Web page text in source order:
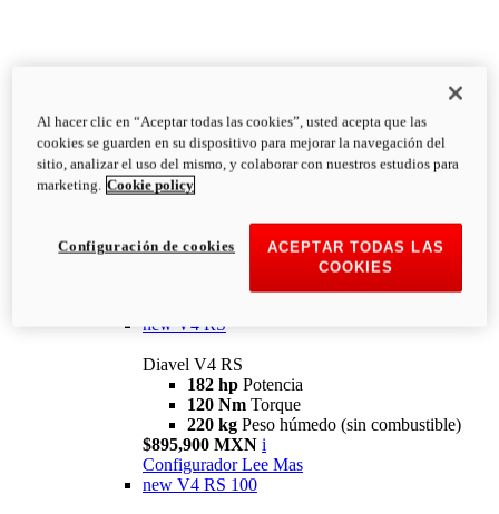
Diavel
V4
Diavel V4
126 NmTorque
223 kg
PESO HÚMEDO SIN
new V4 RS
Diavel V4 RS
182 hp Potencia
120 Nm Torque
220 kg Peso húmedo (sin combustible)
$895,900 MXN i
Configurador Lee Mas
new V4 RS 100
Al hacer clic en “Aceptar todas las cookies”, usted acepta que las
cookies se guarden en su dispositivo para mejorar la navegación del
sitio, analizar el uso del mismo, y colaborar con nuestros estudios para
marketing. Cookie policy
ACEPTAR TODAS LAS
COOKIES
Configuración de cookies